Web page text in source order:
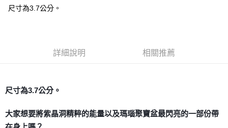
每筆NT$80，滿NT$3,000(含以上)免運費
賣家宅配幫您送（台灣）
郵局幫你送（離島）
付款後門市自取
尺寸為3.7公分。
詳細說明 相關推薦
尺寸為3.7公分。
大家想要將紫晶洞精粹的能量以及瑪瑙聚寶盆最閃亮的一部份帶